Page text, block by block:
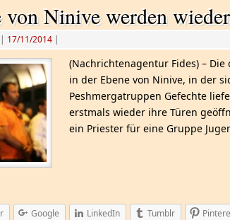
von Ninive werden
| 17/11/2014 |
(Nachrichtenagentur Fides) –
in der Ebene von Ninive, in der
Peshmergatruppen Gefechte
erstmals wieder ihre Türen
ein Priester für eine Gruppe
Google LinkedIn Tumblr